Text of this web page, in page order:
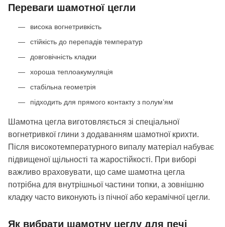
Переваги шамотної цегли
висока вогнетривкість
стійкість до перепадів температур
довговічність кладки
хороша теплоакумуляція
стабільна геометрія
підходить для прямого контакту з полум’ям
Шамотна цегла виготовляється зі спеціальної
вогнетривкої глини з додаванням шамотної крихти.
Після високотемпературного випалу матеріал набуває
підвищеної щільності та жаростійкості. При виборі
важливо враховувати, що саме шамотна цегла
потрібна для внутрішньої частини топки, а зовнішню
кладку часто виконують із пічної або керамічної цегли.
Як вибрати шамотну цеглу для печі